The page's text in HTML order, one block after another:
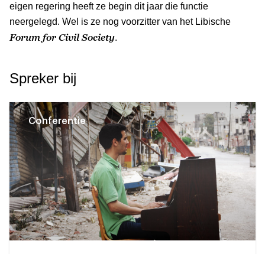
eigen regering heeft ze begin dit jaar die functie
neergelegd. Wel is ze nog voorzitter van het Libische
Forum for Civil Society.
Spreker bij
Conferentie